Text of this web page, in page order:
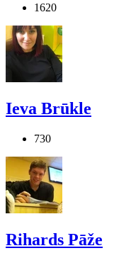
1620
Ieva Brūkle
730
Rihards Pāže